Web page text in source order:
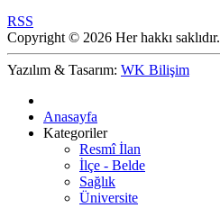
RSS
Copyright © 2026 Her hakkı saklıdır.
Yazılım & Tasarım: WK Bilişim
Anasayfa
Kategoriler
Resmî İlan
İlçe - Belde
Sağlık
Üniversite